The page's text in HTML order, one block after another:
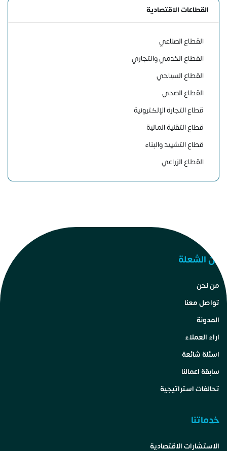
القطاعات الاقتصادية
القطاع الصناعي
القطاع الخدمي والتجاري
القطاع السياحي
القطاع الصحي
قطاع التجارة الإلكترونية
قطاع التقنية المالية
قطاع التشييد والبناء
القطاع الزراعي
عن الشعلة
من نحن
تواصل معنا
المدونة
اراء العملاء
اسئلة شائعة
سابقة اعمالنا
تحالفات استراتيجية
خدماتنا
الاستشارات الاقتصادية